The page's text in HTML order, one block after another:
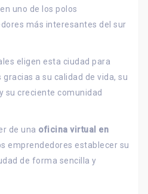
uno de los polos
más interesantes del sur
eligen esta ciudad para
a su calidad de vida, su
su creciente comunidad
de una oficina virtual en
emprendedores establecer su
de forma sencilla y